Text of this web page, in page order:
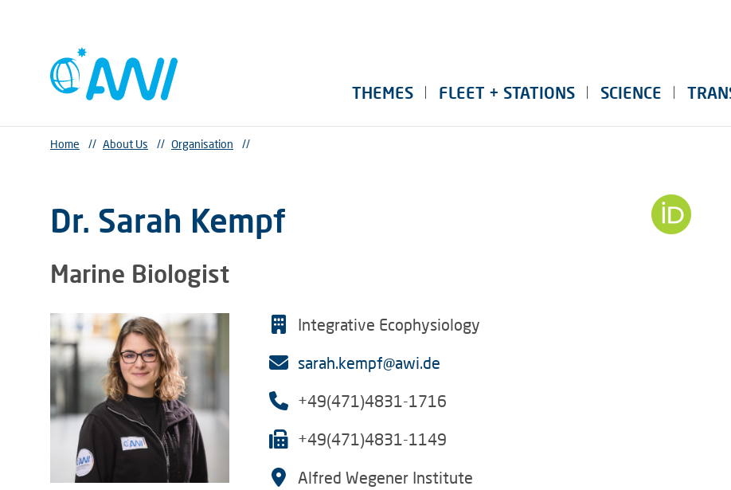
THEMES FLEET + STATIONS SCIENCE
Home // About Us // Organisation //
Dr. Sarah Kempf
Marine Biologist
Integrative Ecophysiology
sarah.kempf@awi.de
+49(471)4831-1716
+49(471)4831-1149
Alfred Wegener Institute